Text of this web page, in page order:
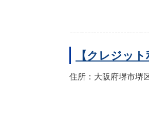
【クレジッ
住所：大阪府堺市堺